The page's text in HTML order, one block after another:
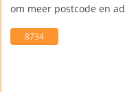
om meer postcode en
8734